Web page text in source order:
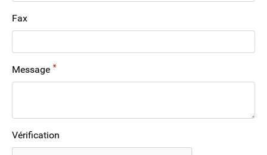
Fax
Message
Vérification